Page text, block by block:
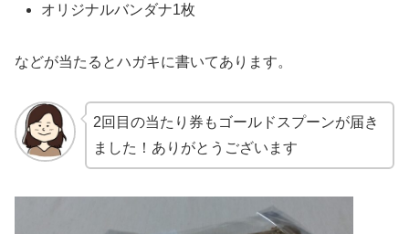
オリジナルバンダナ1枚
などが当たるとハガキに書いてあります。
2回目の当たり券もゴールドスプーンが届き
ました！ありがとうございます